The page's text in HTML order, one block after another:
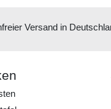
Versand in